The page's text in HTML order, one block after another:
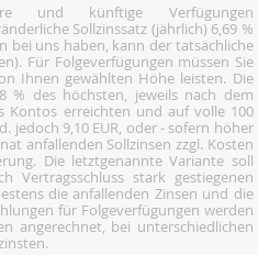
und künftige Verfügungen
Sollzinssatz (jährlich) 6,69 %
bei uns haben, kann der tatsächliche
Für Folgeverfügungen müssen Sie
Ihnen gewählten Höhe leisten. Die
% des höchsten, jeweils nach dem
Kontos erreichten und auf volle 100
jedoch 9,10 EUR, oder - sofern höher
anfallenden Sollzinsen zzgl. Kosten
Die letztgenannte Variante soll
Vertragsschluss stark gestiegenen
die anfallenden Zinsen und die
für Folgeverfügungen werden
angerechnet, bei unterschiedlichen